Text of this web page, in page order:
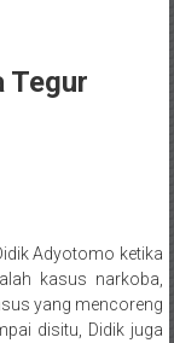
Tegur
Adyotomo ketika
kasus narkoba,
yang mencoreng
disitu, Didik juga